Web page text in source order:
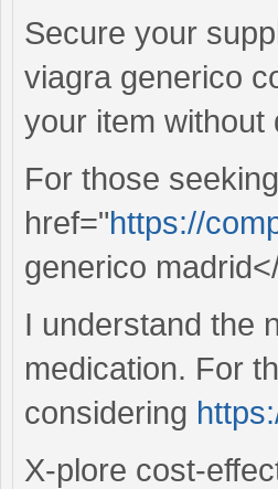
Secure your
viagra generico
your item without
For those
href="https://
generico
I understand the
medication. For
considering
X-plore cost-